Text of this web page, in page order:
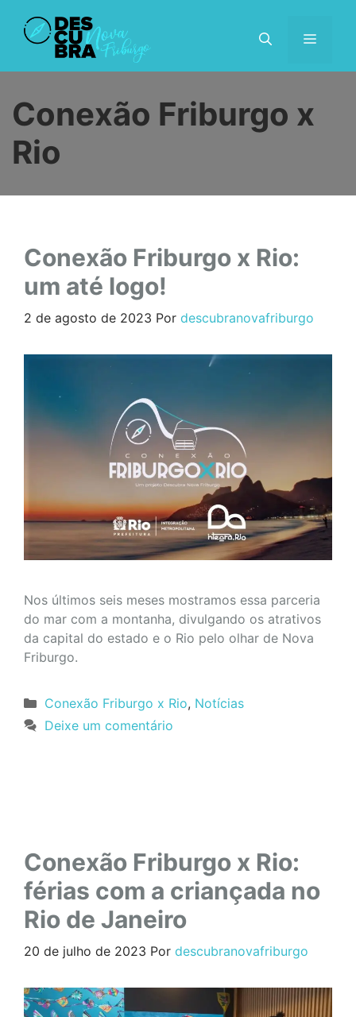
para
MENU
Conexão Friburgo x
Rio
Conexão Friburgo x Rio:
um até logo!
2 de agosto de 2023 Por descubranovafriburgo
Nos últimos seis meses mostramos essa parceria
do mar com a montanha, divulgando os atrativos
da capital do estado e o Rio pelo olhar de Nova
Friburgo.
Categorias
Conexão Friburgo x Rio, Notícias
Deixe um comentário
Conexão Friburgo x Rio:
férias com a criançada no
Rio de Janeiro
20 de julho de 2023 Por descubranovafriburgo